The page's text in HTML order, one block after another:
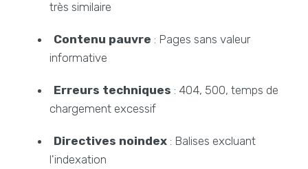
très similaire
Contenu pauvre : Pages sans valeur
informative
Erreurs techniques : 404, 500, temps de
chargement excessif
Directives noindex : Balises excluant
l'indexation